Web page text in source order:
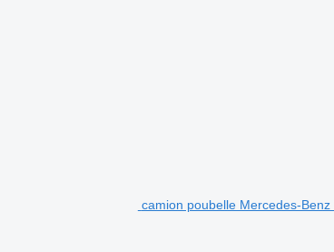
camion poubelle Mercedes-Benz